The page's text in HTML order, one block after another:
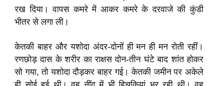
रख दिया। वापस कमरे में आकर कमरे के दरवाजे की कुंडी
भीतर से लगा ली।
केतकी बाहर और यशोदा अंदर-दोनों ही मन ही मन रोती रहीं।
रणछोड़ दास के शरीर का राक्षस दोन-तीन घंटे बाद शांत होकर
सो गया, तो यशोदा दौड़कर बाहर गई। केतकी जमीन पर अकेले